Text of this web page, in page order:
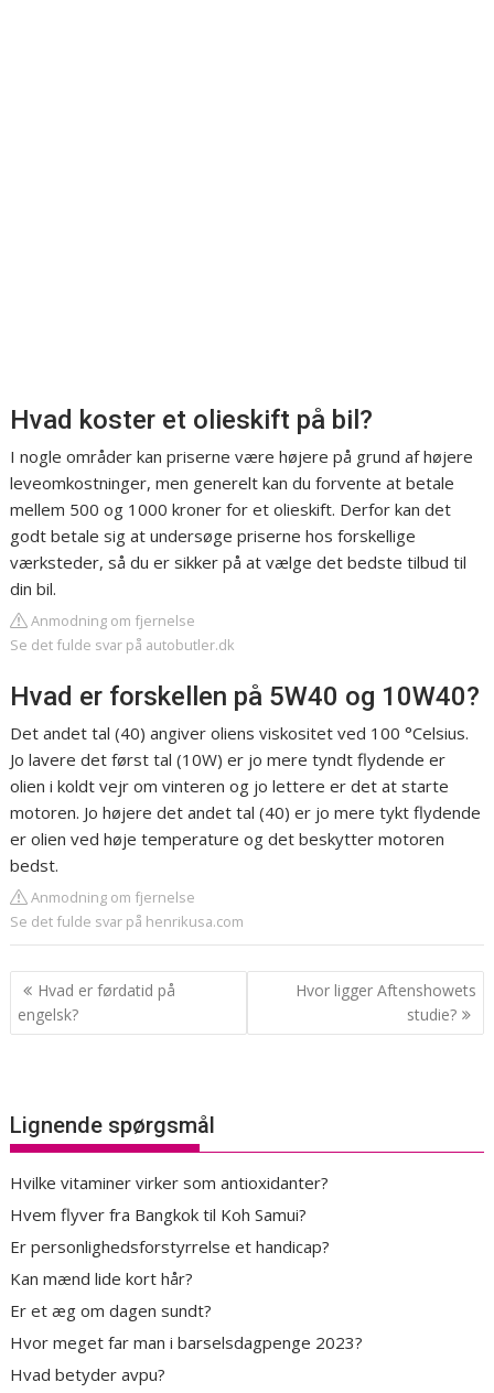
Hvad koster et olieskift på bil?
I nogle områder kan priserne være højere på grund af højere
leveomkostninger, men generelt kan du forvente at betale
mellem 500 og 1000 kroner for et olieskift. Derfor kan det
godt betale sig at undersøge priserne hos forskellige
værksteder, så du er sikker på at vælge det bedste tilbud til
din bil.
Anmodning om fjernelse
Se det fulde svar på autobutler.dk
Hvad er forskellen på 5W40 og 10W40?
Det andet tal (40) angiver oliens viskositet ved 100 °Celsius.
Jo lavere det først tal (10W) er jo mere tyndt flydende er
olien i koldt vejr om vinteren og jo lettere er det at starte
motoren. Jo højere det andet tal (40) er jo mere tykt flydende
er olien ved høje temperature og det beskytter motoren
bedst.
Anmodning om fjernelse
Se det fulde svar på henrikusa.com
Indlægsnavigation
Hvad er førdatid på
engelsk?
Hvor ligger Aftenshowets
studie?
Lignende spørgsmål
Hvilke vitaminer virker som antioxidanter?
Hvem flyver fra Bangkok til Koh Samui?
Er personlighedsforstyrrelse et handicap?
Kan mænd lide kort hår?
Er et æg om dagen sundt?
Hvor meget far man i barselsdagpenge 2023?
Hvad betyder avpu?